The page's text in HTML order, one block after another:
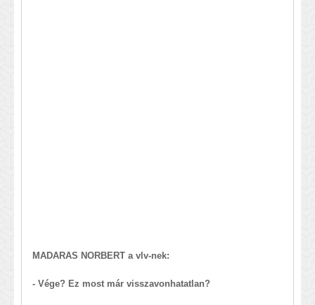
MADARAS NORBERT a vlv-nek:
- Vége? Ez most már visszavonhatatlan?